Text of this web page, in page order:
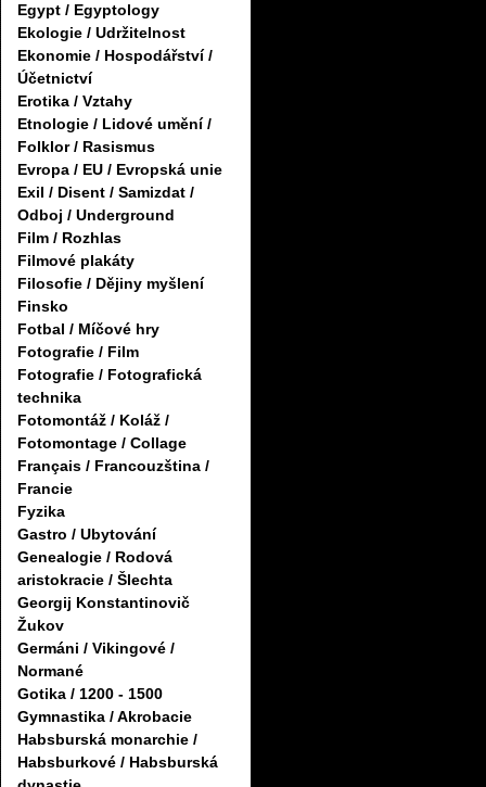
Egypt / Egyptology
Ekologie / Udržitelnost
Ekonomie / Hospodářství /
Účetnictví
Erotika / Vztahy
Etnologie / Lidové umění /
Folklor / Rasismus
Evropa / EU / Evropská unie
Exil / Disent / Samizdat /
Odboj / Underground
Film / Rozhlas
Filmové plakáty
Filosofie / Dějiny myšlení
Finsko
Fotbal / Míčové hry
Fotografie / Film
Fotografie / Fotografická
technika
Fotomontáž / Koláž /
Fotomontage / Collage
Français / Francouzština /
Francie
Fyzika
Gastro / Ubytování
Genealogie / Rodová
aristokracie / Šlechta
Georgij Konstantinovič
Žukov
Germáni / Vikingové /
Normané
Gotika / 1200 - 1500
Gymnastika / Akrobacie
Habsburská monarchie /
Habsburkové / Habsburská